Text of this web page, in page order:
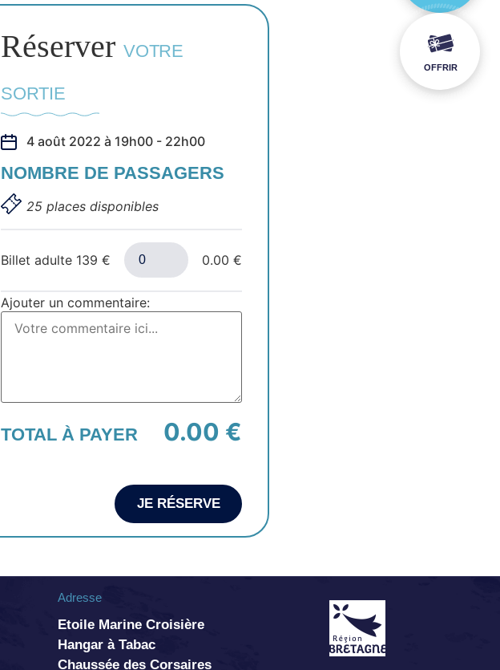
Réserver VOTRE
SORTIE
4 août 2022 à 19h00 - 22h00
NOMBRE DE PASSAGERS
25 places disponibles
Billet adulte 139 € 0.00 €
Ajouter un commentaire:
TOTAL À PAYER 0.00 €
JE RÉSERVE
Adresse
Etoile Marine Croisière
Hangar à Tabac
Chaussée des Corsaires
OFFRIR